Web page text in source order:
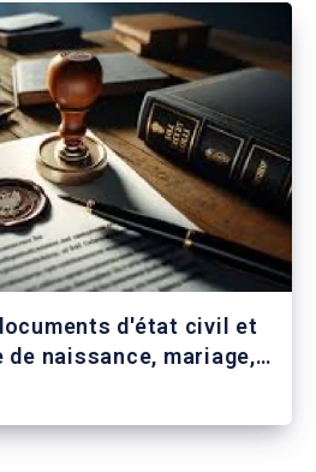
d'état civil et
naissance, mariage,
permis de conduire